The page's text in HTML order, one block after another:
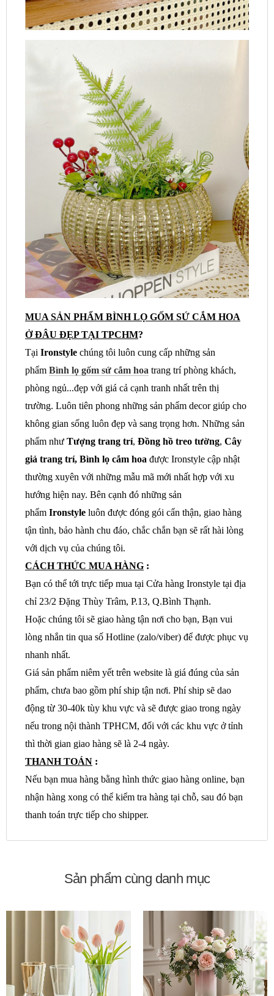
MUA SẢN PHẨM BÌNH LỌ GỐM SỨ CẮM HOA
Ở ĐÂU ĐẸP TẠI TPCHM?
Tại Ironstyle chúng tôi luôn cung cấp những sản
phẩm Bình lọ gốm sứ cắm hoa trang trí phòng khách,
phòng ngủ...đẹp với giá cả cạnh tranh nhất trên thị
trường. Luôn tiên phong những sản phẩm decor giúp cho
không gian sống luôn đẹp và sang trọng hơn. Những sản
phẩm như Tượng trang trí, Đồng hồ treo tường, Cây
giả trang trí, Bình lọ cắm hoa được Ironstyle cập nhật
thường xuyên với những mẫu mã mới nhất hợp với xu
hướng hiện nay. Bên cạnh đó những sản
phẩm Ironstyle luôn được đóng gói cẩn thận, giao hàng
tận tình, bảo hành chu đáo, chắc chắn bạn sẽ rất hài lòng
với dịch vụ của chúng tôi.
CÁCH THỨC MUA HÀNG :
Bạn có thể tới trực tiếp mua tại Cửa hàng Ironstyle tại địa
chỉ 23/2 Đặng Thùy Trâm, P.13, Q.Bình Thạnh.
Hoặc chúng tôi sẽ giao hàng tận nơi cho bạn, Bạn vui
lòng nhắn tin qua số Hotline (zalo/viber) để được phục vụ
nhanh nhất.
Giá sản phẩm niêm yết trên website là giá đúng của sản
phẩm, chưa bao gồm phí ship tận nơi. Phí ship sẽ dao
động từ 30-40k tùy khu vực và sẽ được giao trong ngày
nếu trong nội thành TPHCM, đối với các khu vực ở tỉnh
thì thời gian giao hàng sẽ là 2-4 ngày.
THANH TOÁN :
Nếu bạn mua hàng bằng hình thức giao hàng online, bạn
nhận hàng xong có thể kiểm tra hàng tại chỗ, sau đó bạn
thanh toán trực tiếp cho shipper.
Sản phẩm cùng danh mục